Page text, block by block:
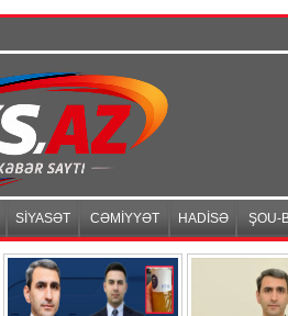
SİYASƏT CƏMİYYƏT HADİSƏ ŞOU-